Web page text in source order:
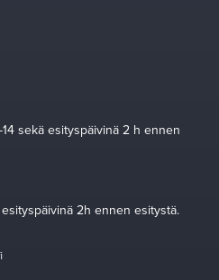
sekä esityspäivinä 2 h ennen
esityspäivinä 2h ennen esitystä.